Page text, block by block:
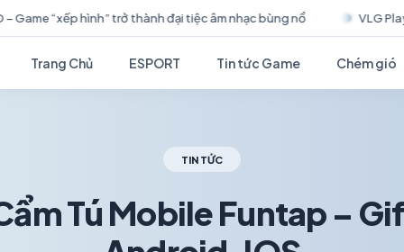
nhạc bùng nổ VLG Play tham dự ChinaJoy BTOB 2026, mở
Trang Chủ ESPORT Tin tức Game Chém gió
TIN TỨC
Tú Mobile Funtap –